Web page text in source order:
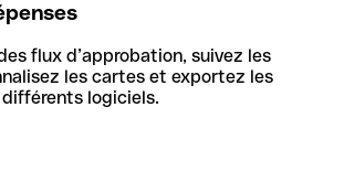
flux d’approbation, suivez les
les cartes et exportez les
logiciels.